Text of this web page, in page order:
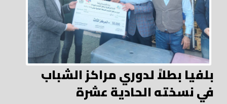
بلفيا بطلاً لدوري مراكز الشباب
في نسخته الحادية عشرة